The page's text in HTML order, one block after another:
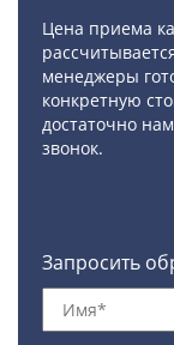
Цена приема
менеджеры
конкретную
достаточно
звонок.
Запросить